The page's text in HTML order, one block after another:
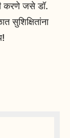
करणे जसे डॉ.
सुशिक्षितांना